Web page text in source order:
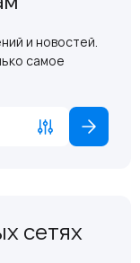
и новостей.
самое
сетях